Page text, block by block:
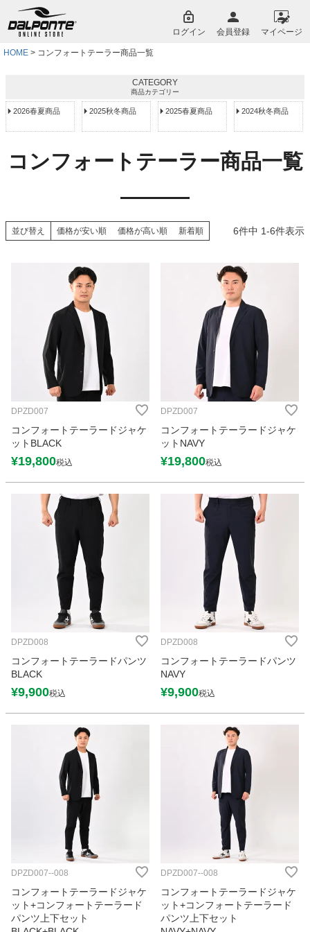
ログイン 会員登録 マイページ
HOME コンフォートテーラー商品一覧
CATEGORY
商品カテゴリー
2026春夏商品 2025秋冬商品 2025春夏商品 2024秋冬商品
コンフォートテーラー商品一覧
並び替え 価格が安い順 価格が高い順 新着順 6件中 1-6件表示
DPZD007
コンフォートテーラードジャケ
ットBLACK
¥19,800税込
DPZD007
コンフォートテーラードジャケ
ットNAVY
¥19,800税込
DPZD008
コンフォートテーラードパンツ
BLACK
¥9,900税込
DPZD008
コンフォートテーラードパンツ
NAVY
¥9,900税込
DPZD007--008
コンフォートテーラードジャケ
ット+コンフォートテーラード
パンツ上下セット
DPZD007--008
コンフォートテーラードジャケ
ット+コンフォートテーラード
パンツ上下セット
ジト
ップ